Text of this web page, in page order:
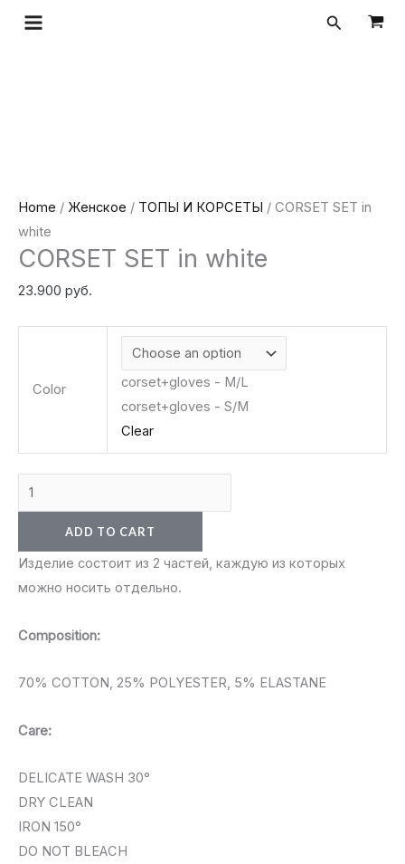
Поиск
Home / Женское / ТОПЫ И КОРСЕТЫ / CORSET SET in
white
CORSET SET in white
23.900 руб.
Color
corset+gloves - M/L
corset+gloves - S/M
Clear
SET
ADD TO CART
Изделие состоит из 2 частей, каждую из которых
можно носить отдельно.
Composition:
70% COTTON, 25% POLYESTER, 5% ELASTANE
Care:
DELICATE WASH 30°
DRY CLEAN
IRON 150°
DO NOT BLEACH